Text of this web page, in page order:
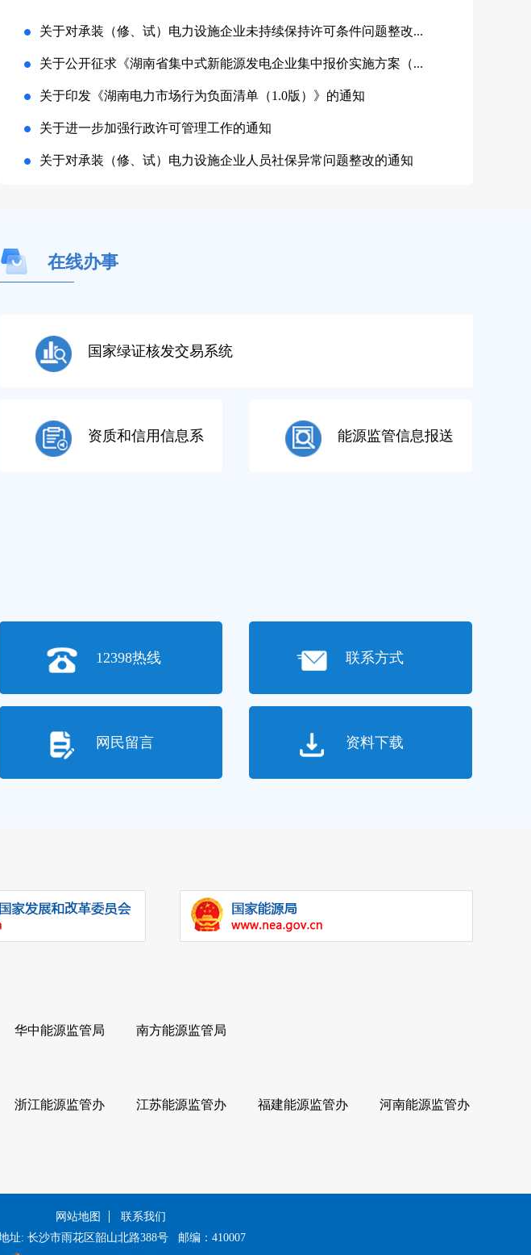
关于对承装（修、试）电力设施企业未持续保持许可条件问题整改...
关于公开征求《湖南省集中式新能源发电企业集中报价实施方案（...
关于印发《湖南电力市场行为负面清单（1.0版）》的通知
关于进一步加强行政许可管理工作的通知
关于对承装（修、试）电力设施企业人员社保异常问题整改的通知
在线办事
国家绿证核发交易系统
资质和信用信息系 能源监管信息报送
12398热线 联系方式
网民留言 资料下载
华中能源监管局 南方能源监管局
浙江能源监管办 江苏能源监管办 福建能源监管办 河南能源监管办
网站地图
联系我们
址: 长沙市雨花区韶山北路388号
邮编：410007